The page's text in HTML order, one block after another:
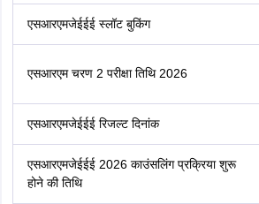
एसआरएमजेईईई स्लॉट बुकिंग
एसआरएम चरण 2 परीक्षा तिथि 2026
एसआरएमजेईईई रिजल्ट दिनांक
एसआरएमजेईईई 2026 काउंसलिंग प्रक्रिया शुरू
होने की तिथि